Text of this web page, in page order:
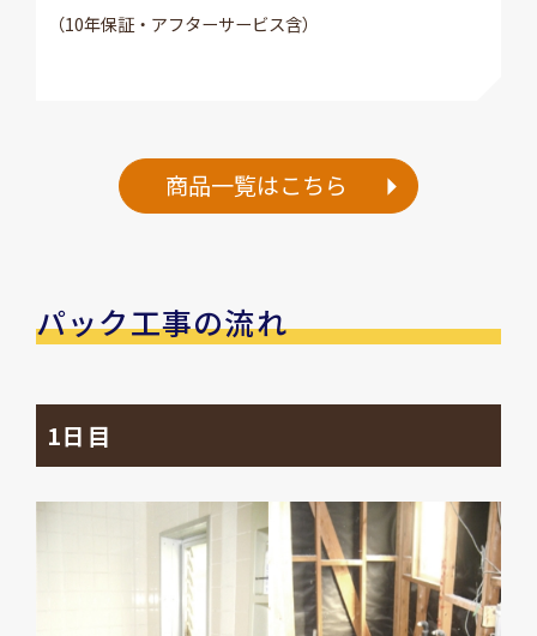
（10年保証・アフターサービス含）
商品一覧はこちら
パック工事の流れ
1日目